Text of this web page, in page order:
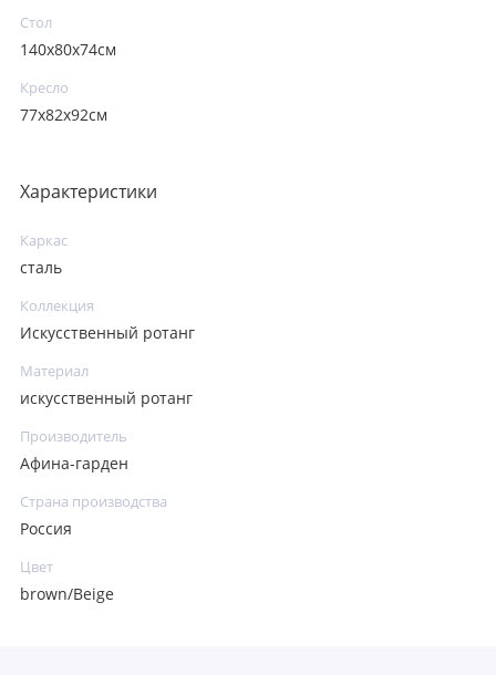
Стол
140x80х74см
Кресло
77x82x92см
Характеристики
Каркас
сталь
Коллекция
Искусственный ротанг
Материал
искусственный ротанг
Производитель
Афина-гарден
Страна производства
Россия
Цвет
brown/Beige